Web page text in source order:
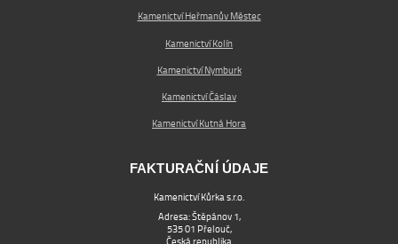
Kamenictví Heřmanův Městec
Kamenictví Kolín
Kamenictví Nymburk
Kamenictví Čáslav
Kamenictví Kutná Hora
FAKTURAČNÍ ÚDAJE
Kamenictví Kůrka s.r.o.
Adresa: Štěpánov 1,
535 01 Přelouč,